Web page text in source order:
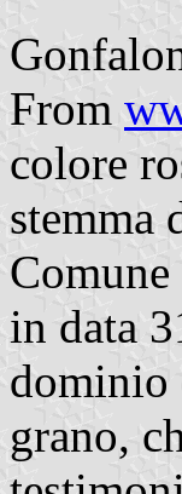
From
colore
stemma
in data
dominio
grano,